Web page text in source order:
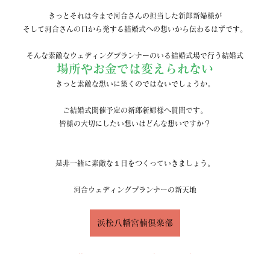
きっとそれは今まで河合さんの担当した新郎新婦様が
そして河合さんの口から発する結婚式への想いから伝わるはずです。
そんな素敵なウェディングプランナーのいる結婚式場で行う結婚式
場所やお金では変えられない
きっと素敵な想いに築くのではないでしょうか。
ご結婚式開催予定の新郎新婦様へ質問です。
皆様の大切にしたい想いはどんな想いですか？
是非一緒に素敵な１日をつくっていきましょう。
河合ウェディングプランナーの新天地
浜松八幡宮楠倶楽部